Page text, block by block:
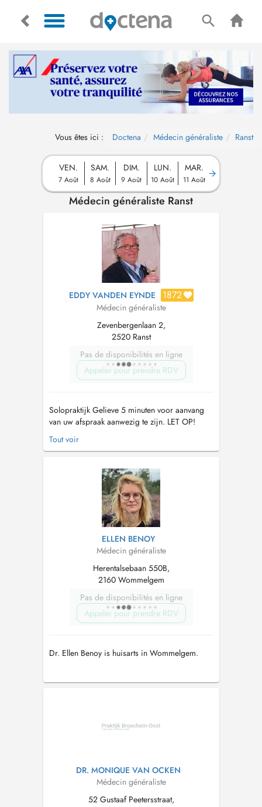
Vous êtes ici : Doctena Médecin généraliste Ranst
VEN.
7 Août
SAM.
8 Août
DIM.
9 Août
LUN.
10 Août
MAR.
11 Août
Médecin généraliste Ranst
EDDY VANDEN EYNDE 1872
Médecin généraliste
Zevenbergenlaan 2,
2520 Ranst
Pas de disponibilités en ligne
Appeler pour prendre RDV
Solopraktijk Gelieve 5 minuten voor aanvang
van uw afspraak aanwezig te zijn. LET OP!
praktijk gesloten zijn elke vrijdag. Vanaf
16u30-17u30 's dinsdags...
Tout voir
ELLEN BENOY
Médecin généraliste
Herentalsebaan 550B,
2160 Wommelgem
Pas de disponibilités en ligne
Appeler pour prendre RDV
Dr. Ellen Benoy is huisarts in Wommelgem.
DR. MONIQUE VAN OCKEN
Médecin généraliste
52 Gustaaf Peetersstraat,